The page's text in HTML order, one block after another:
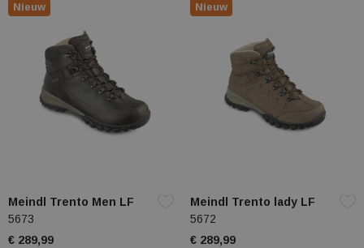
Meindl Trento Men LF
5673
€ 289,99
Nieuw
Meindl Trento lady LF
5672
€ 289,99
Nieuw